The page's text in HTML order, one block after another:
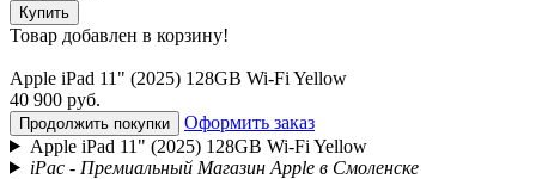
Купить
Товар добавлен в корзину!
Apple iPad 11" (2025) 128GB Wi-Fi Yellow
40 900 руб.
Продолжить покупки
Оформить заказ
Apple iPad 11" (2025) 128GB Wi-Fi Yellow
iPac - Премиальный Магазин Apple в Смоленске